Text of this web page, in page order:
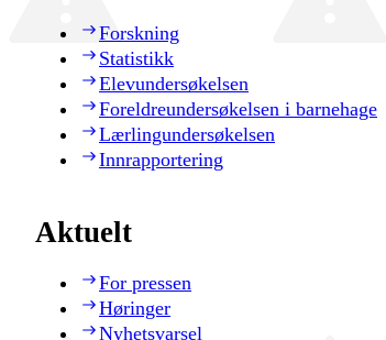
Forskning
Statistikk
Elevundersøkelsen
Foreldreundersøkelsen i barnehage
Lærlingundersøkelsen
Innrapportering
Aktuelt
For pressen
Høringer
Nyhetsvarsel